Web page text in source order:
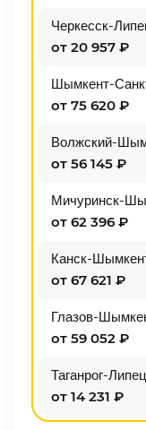
Черкесск-
от 20 957 ₽
Шымкент-
от 75 620 ₽
Волжский-
от 56 145 ₽
Мичуринск-
от 62 396 ₽
Канск-
от 67 621 ₽
Глазов-
от 59 052 ₽
Таганрог-
от 14 231 ₽